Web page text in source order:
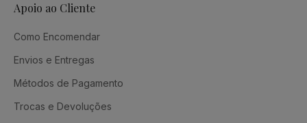
Apoio ao Cliente
Como Encomendar
Envios e Entregas
Métodos de Pagamento
Trocas e Devoluções